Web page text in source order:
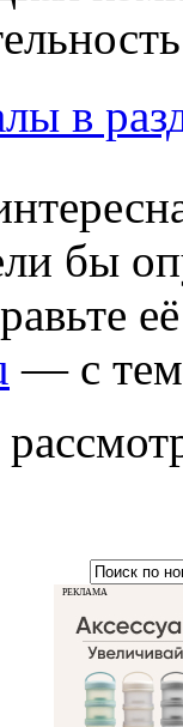
в
бы
— с
РЕКЛАМА